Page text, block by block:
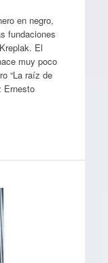
en negro,
fundaciones
El
muy poco
“La raíz de
Ernesto